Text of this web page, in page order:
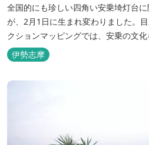
全国的にも珍しい四角い安乗埼灯台
が、2月1日に生まれ変わりました。
クションマッピングでは、安乗の文
た、ワークショップなどに活用できる
しました。海と人、歴史が交わる新
見してみてください。また、周辺は
伊勢志摩